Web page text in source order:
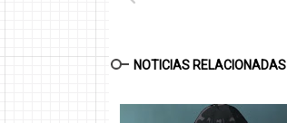
NOTICIAS RELACIONADAS